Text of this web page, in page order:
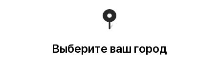
выдано администрацией Первомайского района г.
Витебска от 12.10.2021 УНП 391926869 Мы принимаем
онлайн оплату. ВНИМАНИЕ перед оплатой уточняйте
наличие товара у менеджера.
Выберите ваш город